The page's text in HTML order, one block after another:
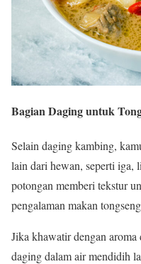
Bagian Daging untuk
Selain daging kambing,
lain dari hewan, seperti iga,
potongan memberi tekstur
pengalaman makan
Jika khawatir dengan
daging dalam air mendidih